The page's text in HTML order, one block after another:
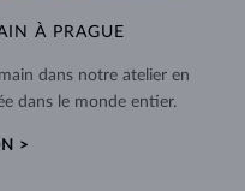
À PRAGUE
dans notre atelier en
dans le monde entier.
>